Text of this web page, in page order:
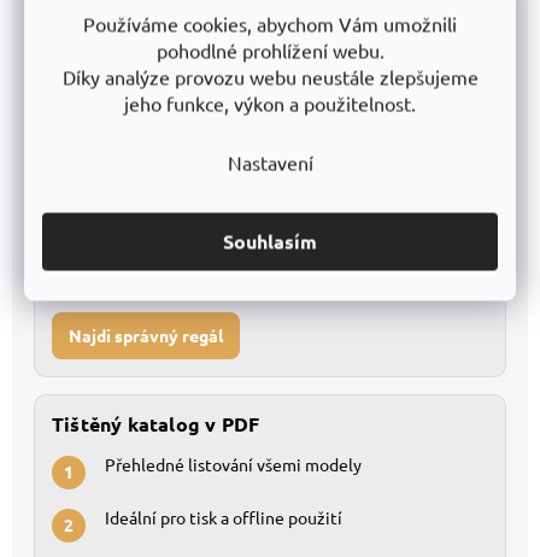
Používáme cookies, abychom Vám umožnili
pohodlné prohlížení webu.
Díky analýze provozu webu neustále zlepšujeme
jeho funkce, výkon a použitelnost.
Nastavení
Souhlasím
Kompletní databáze pro detailní porovnání
2 Snadné filtrování a vlastní úpravy
Konfigurátor regálů
Nevíte, který regál vybrat?
Najdi správný regál
Tištěný katalog v PDF
1 Přehledné listování všemi modely
2 Ideální pro tisk a offline použití